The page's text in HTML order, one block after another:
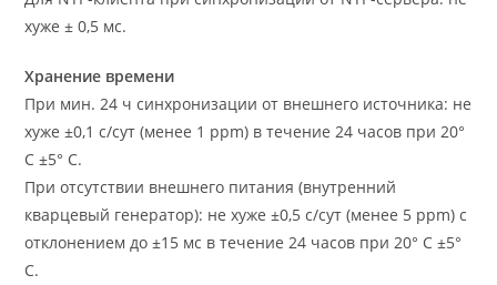
хуже ± 0,5 мс.
Хранение времени
При мин. 24 ч синхронизации от внешнего источника: не
хуже ±0,1 с/сут (менее 1 ppm) в течение 24 часов при 20°
C ±5° C.
При отсутствии внешнего питания (внутренний
кварцевый генератор): не хуже ±0,5 с/сут (менее 5 ppm) с
отклонением до ±15 мс в течение 24 часов при 20° C ±5°
C.